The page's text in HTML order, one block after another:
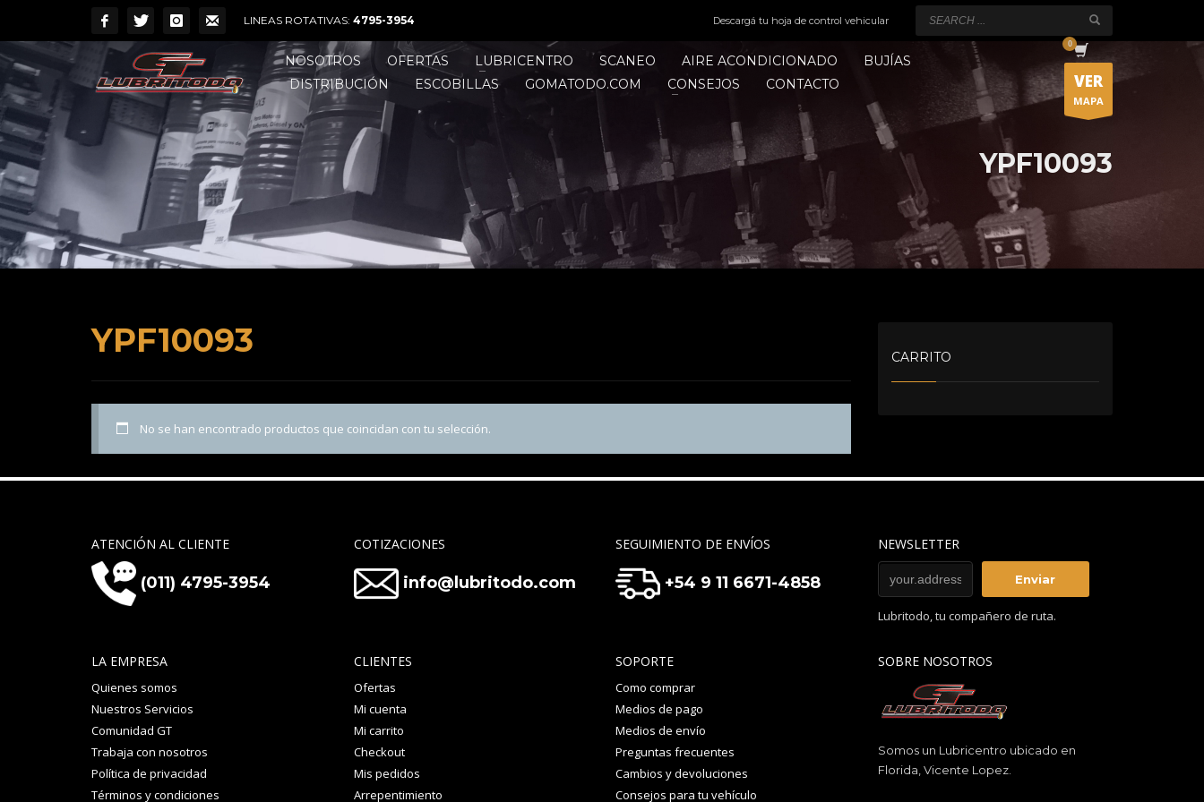
LINEAS ROTATIVAS: 4795-3954 Descargá tu hoja de control vehicular
NOSOTROS OFERTAS LUBRICENTRO SCANEO AIRE ACONDICIONADO
BUJÍAS
DISTRIBUCIÓN
ESCOBILLAS GOMATODO.COM CONSEJOS CONTACTO VER
MAPA
YPF10093
YPF10093
No se han encontrado productos que coincidan con tu selección.
CARRITO
ATENCIÓN AL CLIENTE
(011) 4795-3954
COTIZACIONES
info@lubritodo.com
SEGUIMIENTO DE ENVÍOS
+54 9 11 6671-4858
NEWSLETTER
Lubritodo, tu compañero de ruta.
LA EMPRESA
Quienes somos
Nuestros Servicios
Comunidad GT
Trabaja con nosotros
Política de privacidad
Términos y condiciones
CLIENTES
Ofertas
Mi cuenta
Mi carrito
Checkout
Mis pedidos
Arrepentimiento
SOPORTE
Como comprar
Medios de pago
Medios de envío
Preguntas frecuentes
Cambios y devoluciones
Consejos para tu vehículo
SOBRE NOSOTROS
Somos un Lubricentro ubicado en
Florida, Vicente Lopez.